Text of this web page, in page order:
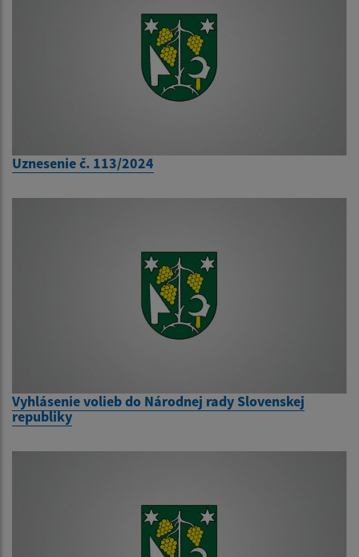
Uznesenie č. 113/2024
Vyhlásenie volieb do Národnej rady Slovenskej
republiky